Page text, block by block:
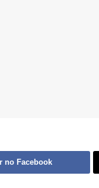
no Facebook